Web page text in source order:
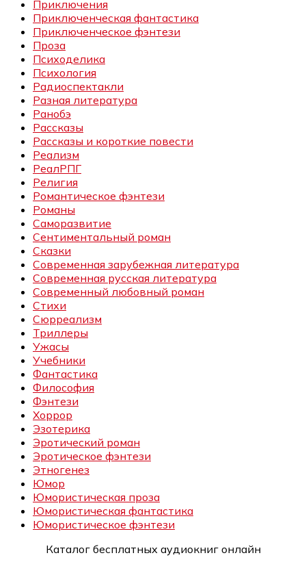
Приключения
Приключенческая фантастика
Приключенческое фэнтези
Проза
Психоделика
Психология
Радиоспектакли
Разная литература
Ранобэ
Рассказы
Рассказы и короткие повести
Реализм
РеалРПГ
Религия
Романтическое фэнтези
Романы
Саморазвитие
Сентиментальный роман
Сказки
Современная зарубежная литература
Современная русская литература
Современный любовный роман
Стихи
Сюрреализм
Триллеры
Ужасы
Учебники
Фантастика
Философия
Фэнтези
Хоррор
Эзотерика
Эротический роман
Эротическое фэнтези
Этногенез
Юмор
Юмористическая проза
Юмористическая фантастика
Юмористическое фэнтези
Каталог бесплатных аудиокниг онлайн